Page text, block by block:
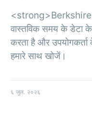
वास्तविक समय के डेटा के
करता है और
हमारे साथ खोजें।
६ जुल. २०२६